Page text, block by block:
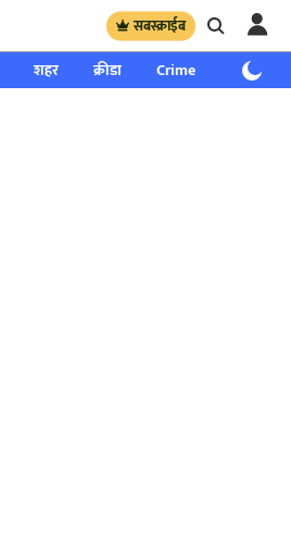
सबस्क्राईब
शहर क्रीडा Crime साप्ताहिक